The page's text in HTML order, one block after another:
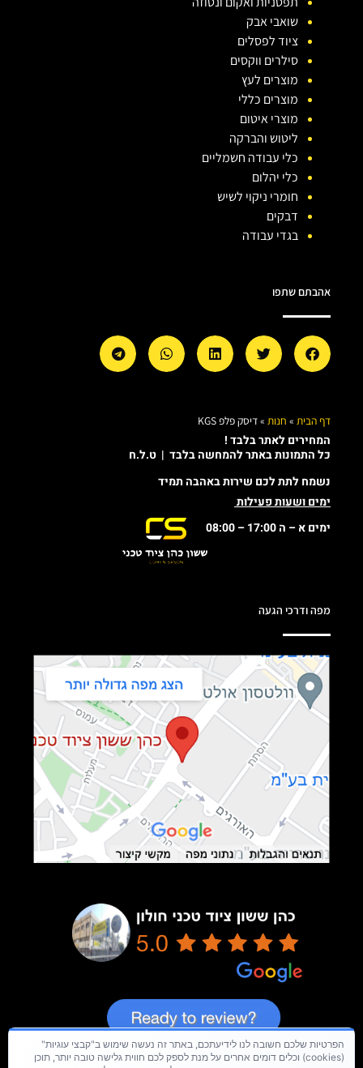
שואבי אבק
ציוד לפסלים
סילרים ווקסים
מוצרים לעץ
מוצרים כללי
מוצרי איטום
ליטוש והברקה
כלי עבודה חשמליים
כלי יהלום
חומרי ניקוי לשיש
דבקים
בגדי עבודה
אהבתם שתפו
דף הבית » חנות »דיסק פלפ KGS
המחירים לאתר בלבד !
כל התמונות באתר להמחשה בלבד | ט.ל.ח
נשמח לתת לכם שירות באהבה תמיד
ימים ושעות פעילות
ימים א – ה 17:00 – 08:00
מפה ודרכי הגעה
הפרטיות שלכם חשובה לנו לידיעתכם, באתר זה נעשה שימוש ב"קבצי עוגיות"
(cookies) וכלים דומים אחרים על מנת לספק לכם חווית גלישה טובה יותר, תוכן